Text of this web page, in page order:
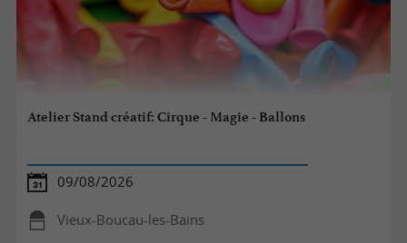
Atelier Stand créatif: Cirque - Magie - Ballons
09/08/2026
Vieux-Boucau-les-Bains